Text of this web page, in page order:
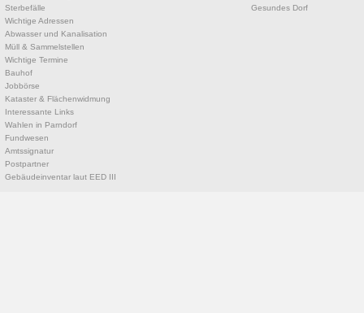
Sterbefälle
Wichtige Adressen
Abwasser und Kanalisation
Müll & Sammelstellen
Wichtige Termine
Bauhof
Jobbörse
Kataster & Flächenwidmung
Interessante Links
Wahlen in Parndorf
Fundwesen
Amtssignatur
Postpartner
Gebäudeinventar laut EED III
Gesundes Dorf